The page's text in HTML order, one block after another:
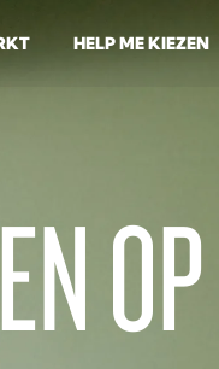
HELP ME KIEZEN